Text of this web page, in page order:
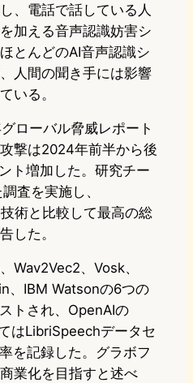
、電話で話している人
加える音声認識妨害シ
とんどのAI音声認識シ
人間の聞き手には影響
いる。
ローバル脅威レポート
撃は2024年前半から後
ト増加した。研究チー
査を実施し、
術と比較して最高の総
した。
Wav2Vec2、Vosk、
、IBM Watsonの6つの
トされ、OpenAIの
はLibriSpeechデータセ
を記録した。グラボフ
業化を目指すと述べ